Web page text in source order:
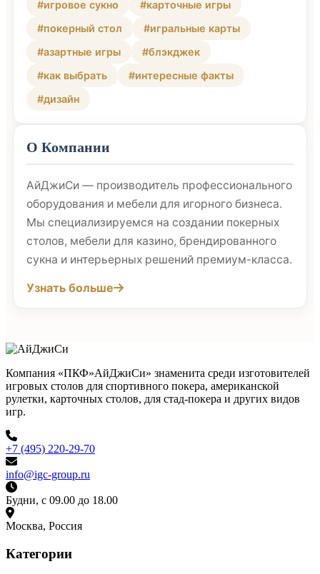
#игровое сукно
#карточные игры
#покерный стол
#игральные карты
#азартные игры
#блэкджек
#как выбрать
#интересные факты
#дизайн
О Компании
АйДжиСи — производитель профессионального
оборудования и мебели для игорного бизнеса.
Мы специализируемся на создании покерных
столов, мебели для казино, брендированного
сукна и интерьерных решений премиум-класса.
Узнать больше
Компания «ПКФ»АйДжиСи» знаменита среди изготовителей
игровых столов для спортивного покера, американской
рулетки, карточных столов, для стад-покера и других видов
игр.
+7 (495) 220-29-70
info@igc-group.ru
Будни, с 09.00 до 18.00
Москва, Россия
Категории